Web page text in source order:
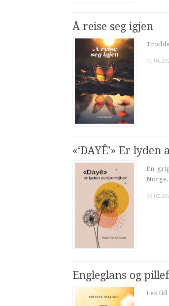
Å reise seg igjen
«‘DAYÊ’» Er
En
Norge.
Engleglans og
I en